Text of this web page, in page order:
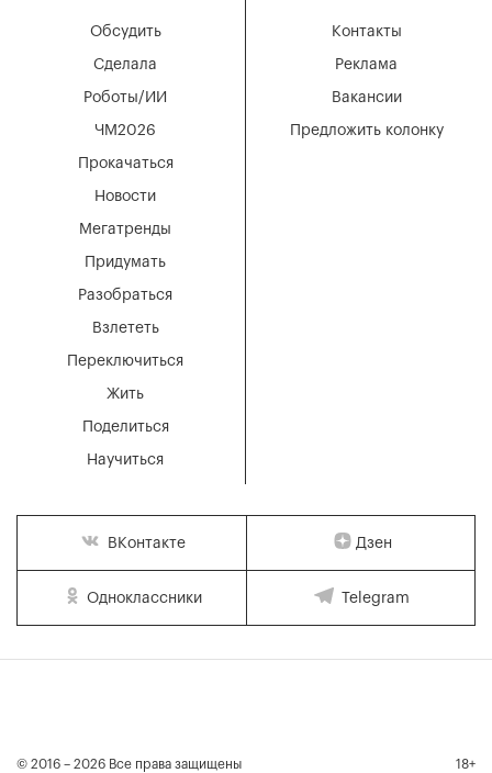
Мегатренды
Придумать
Разобраться
Взлететь
Новости
Переключиться
Жить
Поделиться
Научиться
Обсудить
Сделала
Роботы/ИИ
ЧМ2026
Прокачаться
Вакансии
Реклама
Контакты
Предложить колонку
ВКонтакте Дзен
Одноклассники Telegram
© 2016 – 2026 Все права защищены 18+